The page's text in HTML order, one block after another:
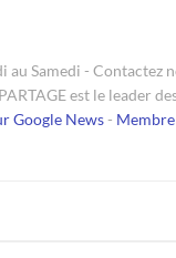
au Samedi - Contactez
est le leader
Google News-